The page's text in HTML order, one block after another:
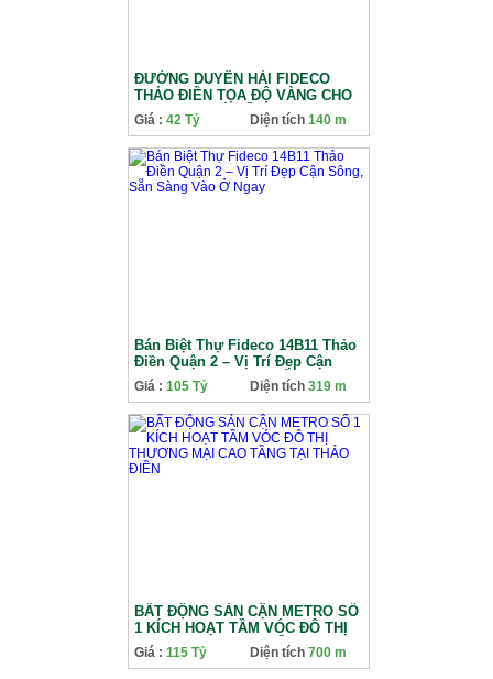
ĐƯỜNG DUYÊN HẢI FIDECO
THẢO ĐIỀN TỌA ĐỘ VÀNG CHO
SỰ AN CƯ VÀ ĐẦU TƯ THƯỢNG
LƯU
Giá : 42 Tỷ Diện tích 140 m
Bán Biệt Thự Fideco 14B11 Thảo
Điền Quận 2 – Vị Trí Đẹp Cận
Sông, Sẵn Sàng Vào Ở Ngay
Giá : 105 Tỷ Diện tích 319 m
BẤT ĐỘNG SẢN CẬN METRO SỐ
1 KÍCH HOẠT TẦM VÓC ĐÔ THỊ
THƯƠNG MẠI CAO TẦNG TẠI
THẢO ĐIỀN
Giá : 115 Tỷ Diện tích 700 m